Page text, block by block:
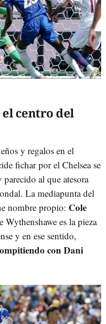
centro del
y regalos en el
fichar por el Chelsea se
al que atesora
La mediapunta del
nombre propio: Cole
Wythenshawe es la pieza
y en ese sentido,
con Dani